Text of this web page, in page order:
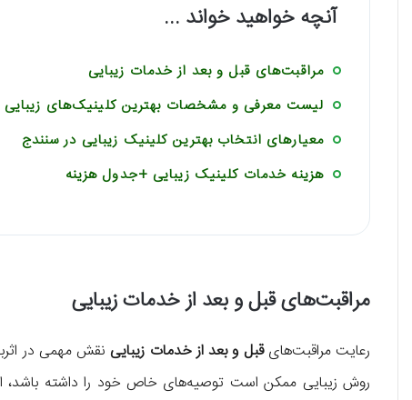
آنچه خواهید خواند ...
مراقبت‌های قبل و بعد از خدمات زیبایی
لیست معرفی و مشخصات بهترین کلینیک‌های زیبایی
معیارهای انتخاب بهترین کلینیک زیبایی در سنندج
هزینه خدمات کلینیک زیبایی +جدول هزینه
مراقبت‌های قبل و بعد از خدمات زیبایی
رعایت مراقبت‌هایقبل و بعد از خدمات زیبایینقش مهمی در
روش زیبایی ممکن است توصیه‌های خاص خود را داشته باشد، اما